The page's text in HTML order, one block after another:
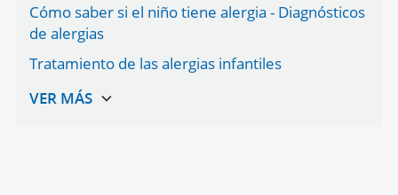
Cómo saber si el niño tiene alergia - Diagnósticos
de alergias
Tratamiento de las alergias infantiles